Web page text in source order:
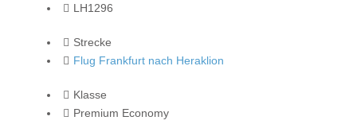
LH1296
Strecke
Flug Frankfurt nach Heraklion
Klasse
Premium Economy